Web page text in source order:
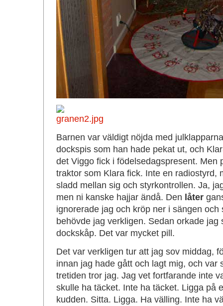
Barnen var väldigt nöjda med
dockspis som han hade pekat ut, och
det Viggo fick i födelsedagspresent. Men
traktor som Klara fick. Inte en radiostyrd,
sladd mellan sig och styrkontrollen. Ja,
men ni kanske hajjar ändå. Den låter
ignorerade jag och kröp ner i sängen
behövde jag verkligen. Sedan orkade jag
dockskåp. Det var mycket pill.
Det var verkligen tur att jag sov middag,
innan jag hade gått och lagt mig, och var
tretiden tror jag. Jag vet fortfarande inte
skulle ha täcket. Inte ha täcket. Ligga på
kudden. Sitta. Ligga. Ha välling. Inte ha